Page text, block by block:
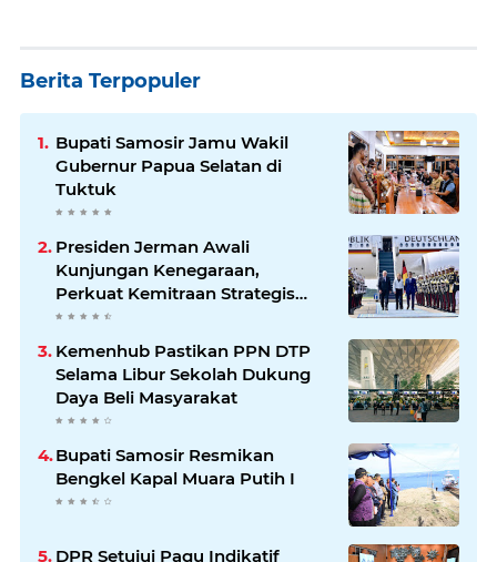
Berita Terpopuler
Bupati Samosir Jamu Wakil
Gubernur Papua Selatan di
Tuktuk
Presiden Jerman Awali
Kunjungan Kenegaraan,
Perkuat Kemitraan Strategis
Indonesia–Jerman
Kemenhub Pastikan PPN DTP
Selama Libur Sekolah Dukung
Daya Beli Masyarakat
Bupati Samosir Resmikan
Bengkel Kapal Muara Putih I
DPR Setujui Pagu Indikatif